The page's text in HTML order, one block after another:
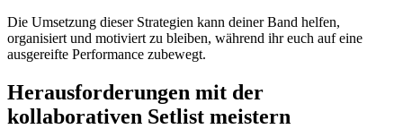
Die Umsetzung dieser Strategien kann deiner Band helfen,
organisiert und motiviert zu bleiben, während ihr euch auf eine
ausgereifte Performance zubewegt.
Herausforderungen mit der
kollaborativen Setlist meistern